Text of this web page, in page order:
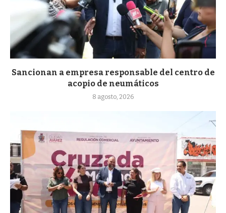
Sancionan a empresa responsable del centro de
acopio de neumáticos
8 agosto, 2026